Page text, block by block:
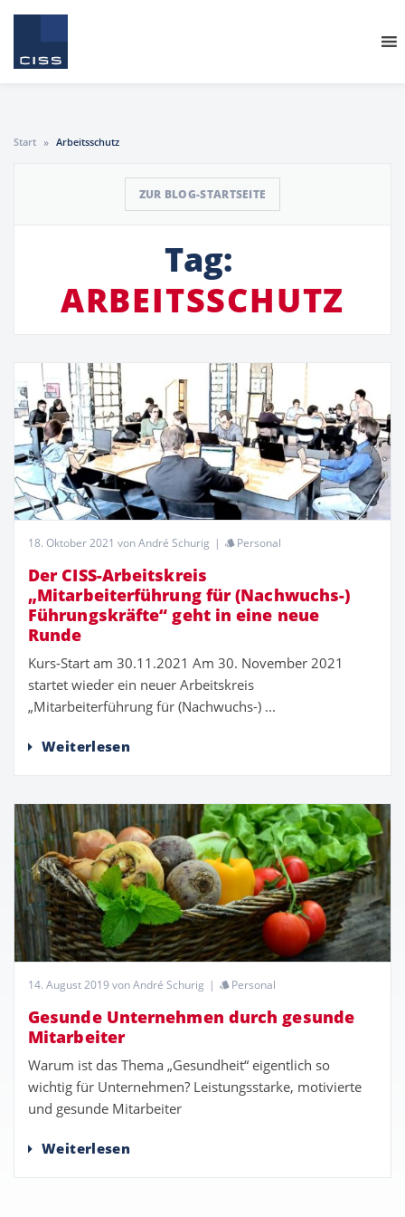
Start » Arbeitsschutz
ZUR BLOG-STARTSEITE
Tag:
ARBEITSSCHUTZ
18. Oktober 2021 von André Schurig | Personal
Der CISS-Arbeitskreis
„Mitarbeiterführung für (Nachwuchs-)
Führungskräfte“ geht in eine neue
Runde
Kurs-Start am 30.11.2021 Am 30. November 2021
startet wieder ein neuer Arbeitskreis
„Mitarbeiterführung für (Nachwuchs-) ...
Weiterlesen
14. August 2019 von André Schurig | Personal
Gesunde Unternehmen durch gesunde
Mitarbeiter
Warum ist das Thema „Gesundheit“ eigentlich so
wichtig für Unternehmen? Leistungsstarke, motivierte
und gesunde Mitarbeiter
Weiterlesen